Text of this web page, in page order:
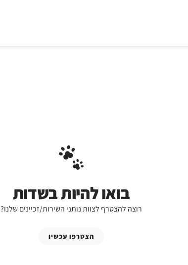
בואו להיות בשדות
רוצה להצטרף לצוות נותני השירות/זכיינים שלנו?
הצטרפו עכשיו